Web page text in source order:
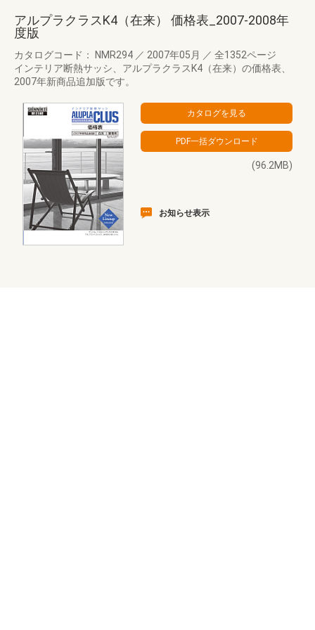
アルプラクラスK4（在来） 価格表_2007-2008年
度版
カタログコード： NMR294 ／ 2007年05月 ／ 全1352ページ
インテリア断熱サッシ、アルプラクラスK4（在来）の価格表、
2007年新商品追加版です。
(96.2MB)
お知らせ表示